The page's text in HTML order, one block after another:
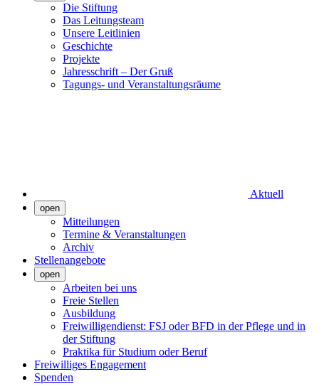
Die Stiftung
Das Leitungsteam
Unsere Leitlinien
Geschichte
Projekte
Jahresschrift – Der Gruß
Tagungs- und Veranstaltungsräume
Aktuell
open
Mitteilungen
Termine & Veranstaltungen
Archiv
Stellenangebote
open
Arbeiten bei uns
Freie Stellen
Ausbildung
Freiwilligendienst: FSJ oder BFD in der Pflege und in
der Stiftung
Praktika für Studium oder Beruf
Freiwilliges Engagement
Spenden